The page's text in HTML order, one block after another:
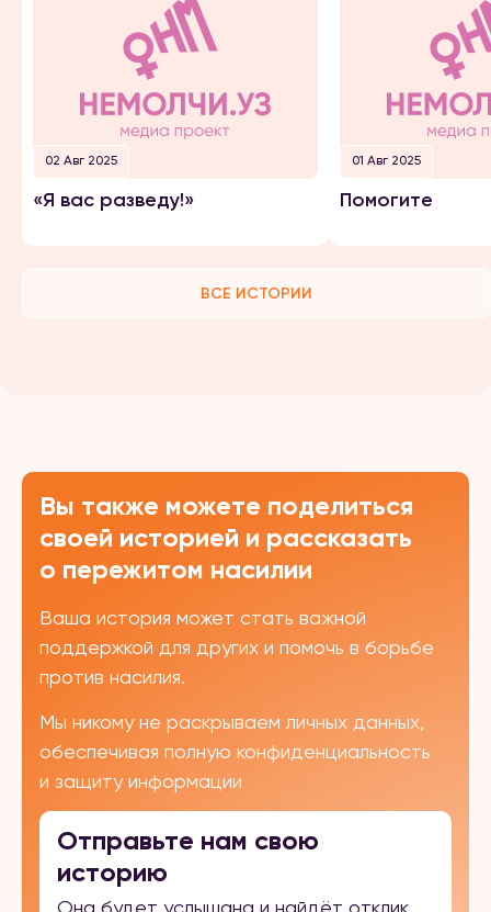
02 Авг 2025
«Я вас разведу!»
01 Авг 2025
Помогите
ВСЕ ИСТОРИИ
Вы также можете поделиться
своей историей и рассказать
о пережитом насилии
Ваша история может стать важной
поддержкой для других и помочь в борьбе
против насилия.
Мы никому не раскрываем личных данных,
обеспечивая полную конфиденциальность
и защиту информации
Отправьте нам свою
историю
Она будет услышана и найдёт отклик